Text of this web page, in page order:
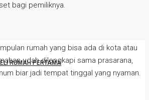
RUMAH PERTAMA
bagi pemiliknya.
rumah yang bisa ada di kota atau
udah dilengkapi sama prasarana,
biar jadi tempat tinggal yang nyaman.